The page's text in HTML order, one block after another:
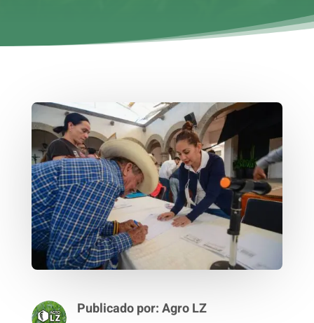
Publicado por:Agro LZ